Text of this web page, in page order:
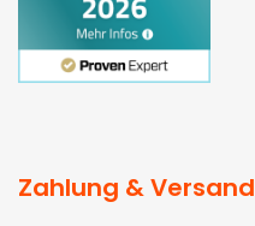
Zahlung & Versand